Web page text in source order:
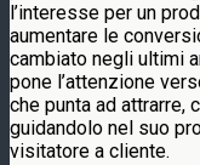
l’interesse per un
aumentare le
cambiato negli ultimi
pone l’attenzione
che punta ad attrarre,
guidandolo nel suo
visitatore a cliente.